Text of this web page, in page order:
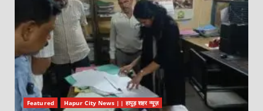
Featured Hapur City News || हापुड़ शहर न्यूज़